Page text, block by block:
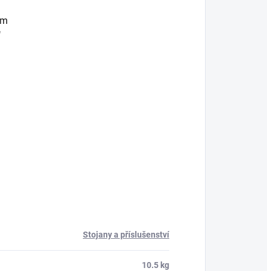
Stojany a příslušenství
10.5 kg